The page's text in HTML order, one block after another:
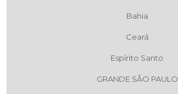
Bahia
Ceará
Espírito Santo
GRANDE SÃO PAULO